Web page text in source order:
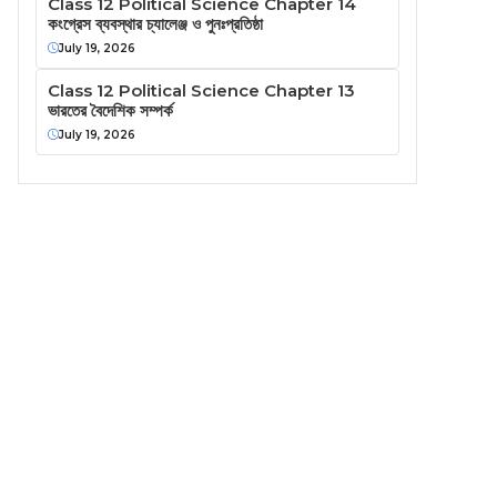
কংগ্রেস ব্যবস্থার চ্যালেঞ্জ ও পুনঃপ্রতিষ্ঠা
July 19, 2026
Class 12 Political Science Chapter 13
ভারতের বৈদেশিক সম্পর্ক
July 19, 2026